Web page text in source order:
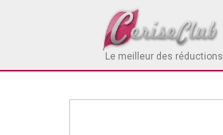
Le meilleur des réductions